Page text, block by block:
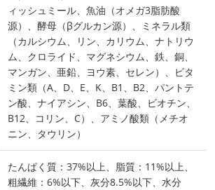
ィッシュミール、魚油（オメガ3脂肪酸
源）、酵母（βグルカン源）、ミネラル類
（カルシウム、リン、カリウム、ナトリウ
ム、クロライド、マグネシウム、鉄、銅、
マンガン、亜鉛、ヨウ素、セレン）、ビタ
ミン類（A、D、E、K、B1、B2、パントテ
ン酸、ナイアシン、B6、葉酸、ビオチン、
B12、コリン、C）、アミノ酸類（メチオ
ニン、タウリン）
たんぱく質：37%以上、脂質：11%以上、
粗繊維：6%以下、灰分8.5%以下、水分